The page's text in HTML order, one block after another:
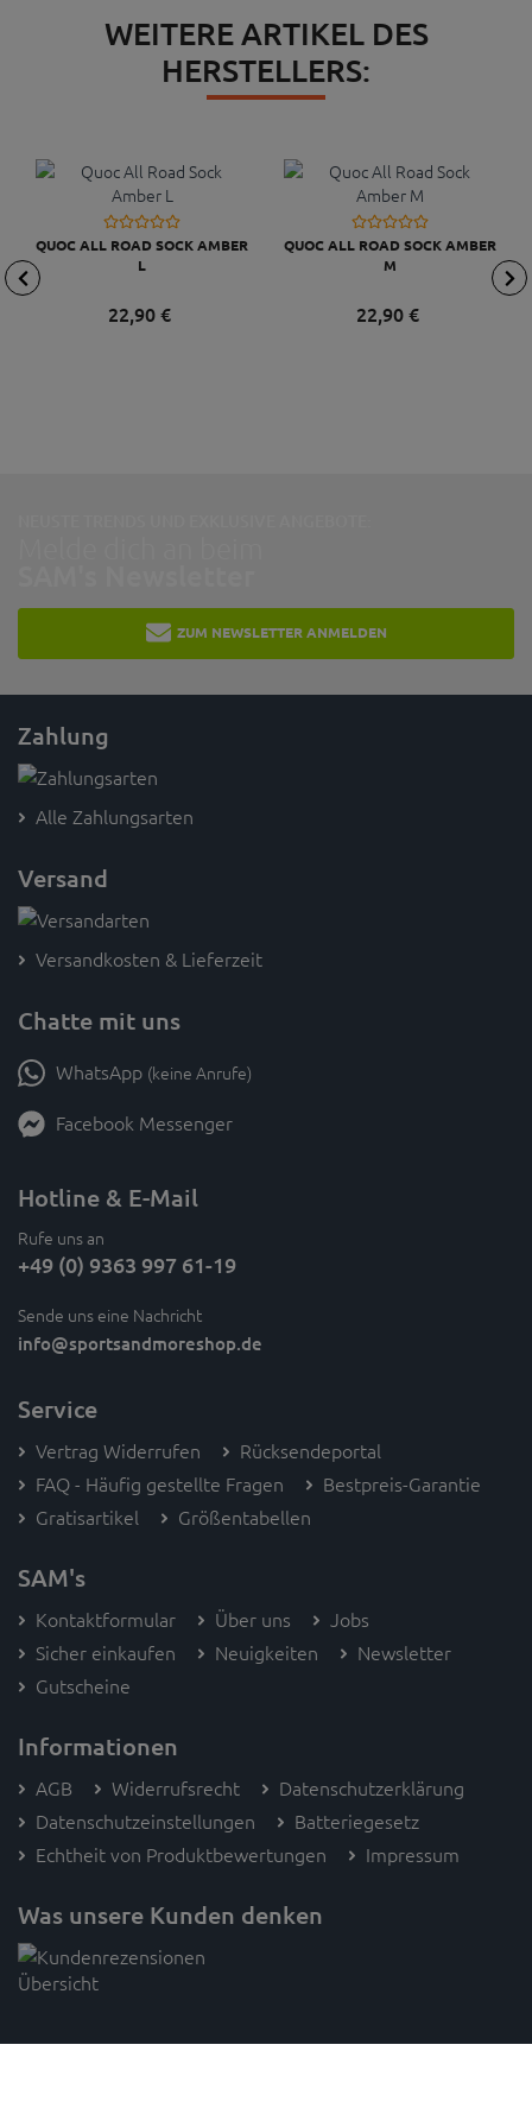
WEITERE ARTIKEL DES
HERSTELLERS:
QUOC ALL ROAD SOCK AMBER
L
22,90 €
QUOC ALL ROAD SOCK AMBER
M
22,90 €
ZUM NEWSLETTER ANMELDEN
Zahlung
Alle Zahlungsarten
Versand
Versandkosten & Lieferzeit
Chatte mit uns
WhatsApp (keine Anrufe)
Facebook Messenger
Hotline & E-Mail
Rufe uns an
+49 (0) 9363 997 61-19
Sende uns eine Nachricht
info@sportsandmoreshop.de
Service
Vertrag Widerrufen
Rücksendeportal
FAQ - Häufig gestellte Fragen
Bestpreis-Garantie
Gratisartikel
Größentabellen
SAM's
Kontaktformular Über uns
Jobs
Sicher einkaufen
Neuigkeiten
Newsletter
Gutscheine
Informationen
AGB Widerrufsrecht
Datenschutzerklärung
Datenschutzeinstellungen
Batteriegesetz
Echtheit von Produktbewertungen
Impressum
Was unsere Kunden denken